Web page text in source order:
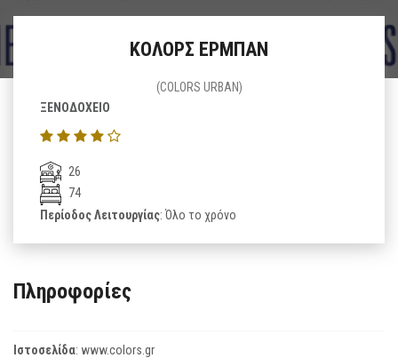
ΚΟΛΟΡΣ ΕΡΜΠΑΝ
(COLORS URBAN)
ΞΕΝΟΔΟΧΕΙΟ
26
74
Περίοδος Λειτουργίας: Όλο το χρόνο
Πληροφορίες
Ιστοσελίδα: www.colors.gr